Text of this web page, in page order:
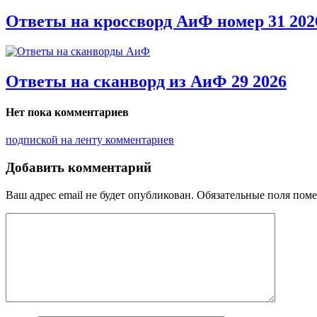
Ответы на кроссворд АиФ номер 31
Ответы на сканворд из АиФ 29 2026
Нет пока комментариев
подпиской на ленту комментариев
Добавить комментарий
Ваш адрес email не будет опубликован. Обязательные поля